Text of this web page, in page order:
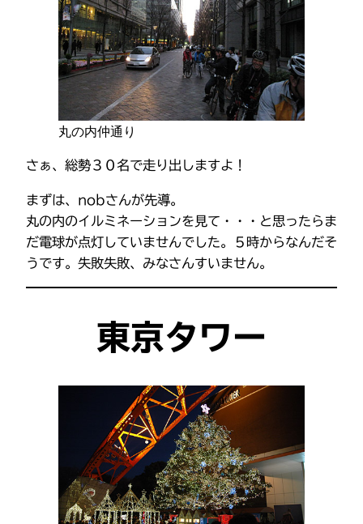
丸の内仲通り
さぁ、総勢３０名で走り出しますよ！
まずは、nobさんが先導。
丸の内のイルミネーションを見て・・・と思ったらま
だ電球が点灯していませんでした。５時からなんだそ
うです。失敗失敗、みなさんすいません。
東京タワー